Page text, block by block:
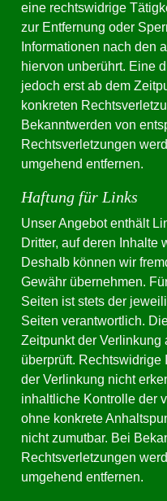
eine rechtswidrige
zur Entfernung oder
Informationen nach den
hiervon unberührt. Eine
jedoch erst ab dem
konkreten
Bekanntwerden von
Rechtsverletzungen
umgehend entfernen.
Haftung für Links
Unser Angebot enthält
Dritter, auf deren Inhalte
Deshalb können wir
Gewähr übernehmen.
Seiten ist stets der
Seiten verantwortlich.
Zeitpunkt der
überprüft. Rechtswidrige
der Verlinkung nicht
inhaltliche Kontrolle der
ohne konkrete
nicht zumutbar. Bei
Rechtsverletzungen
umgehend entfernen.